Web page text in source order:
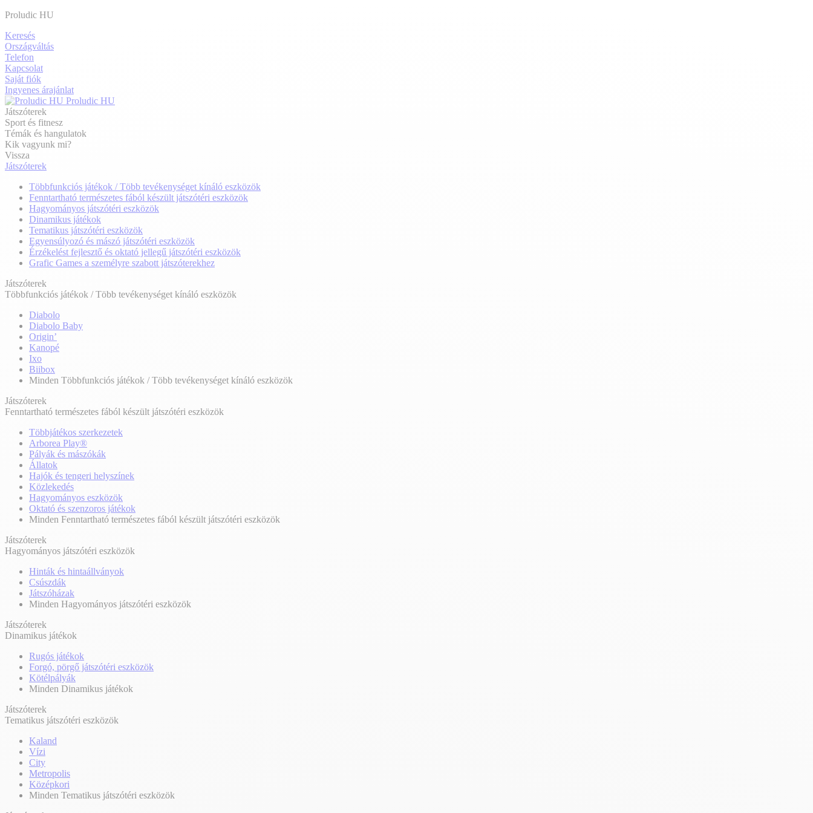
Proludic HU
Keresés
Országváltás
Telefon
Kapcsolat
Saját fiók
Ingyenes árajánlat
Proludic HU
Játszóterek
Sport és fitnesz
Témák és hangulatok
Kik vagyunk mi?
Vissza
Játszóterek
Többfunkciós játékok / Több tevékenységet kínáló eszközök
Fenntartható természetes fából készült játszótéri eszközök
Hagyományos játszótéri eszközök
Dinamikus játékok
Tematikus játszótéri eszközök
Egyensúlyozó és mászó játszótéri eszközök
Érzékelést fejlesztő és oktató jellegű játszótéri eszközök
Grafic Games a személyre szabott játszóterekhez
Játszóterek
Többfunkciós játékok / Több tevékenységet kínáló eszközök
Diabolo
Diabolo Baby
Origin’
Kanopé
Ixo
Biibox
Minden Többfunkciós játékok / Több tevékenységet kínáló eszközök
Játszóterek
Fenntartható természetes fából készült játszótéri eszközök
Többjátékos szerkezetek
Arborea Play®
Pályák és mászókák
Állatok
Hajók és tengeri helyszínek
Közlekedés
Hagyományos eszközök
Oktató és szenzoros játékok
Minden Fenntartható természetes fából készült játszótéri eszközök
Játszóterek
Hagyományos játszótéri eszközök
Hinták és hintaállványok
Csúszdák
Játszóházak
Minden Hagyományos játszótéri eszközök
Játszóterek
Dinamikus játékok
Rugós játékok
Forgó, pörgő játszótéri eszközök
Kötélpályák
Minden Dinamikus játékok
Játszóterek
Tematikus játszótéri eszközök
Kaland
Vízi
City
Metropolis
Középkori
Minden Tematikus játszótéri eszközök